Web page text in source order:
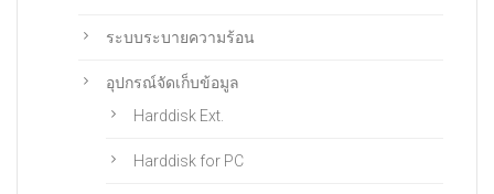
ระบบระบายความร้อน
อุปกรณ์จัดเก็บข้อมูล
Harddisk Ext.
Harddisk for PC